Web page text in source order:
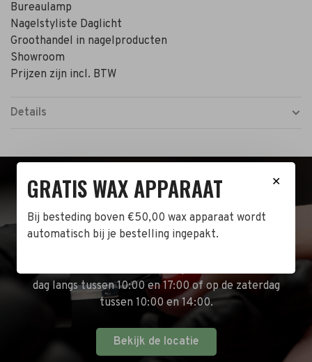
Bureaulamp
Nagelstyliste Daglicht
Groothandel in nagelproducten
Showroom
Prijzen zijn incl. BTW
Details
BEZOEK DE WINKEL!
Naast de online shop hebben wij ook een fysieke
dag langs tussen 10:00 en 17:00 of op de zaterdag
tussen 10:00 en 14:00.
Bekijk de locatie
✕
GRATIS WAX APPARAAT
Bij besteding boven €50,00 wax apparaat wordt
automatisch bij je bestelling ingepakt.